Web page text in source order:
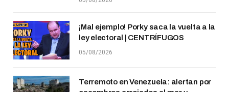
¡Mal ejemplo! Porky saca la vuelta a la
ley electoral | CENTRÍFUGOS
05/08/2026
Terremoto en Venezuela: alertan por